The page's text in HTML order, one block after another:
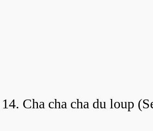
14. Cha cha cha du loup